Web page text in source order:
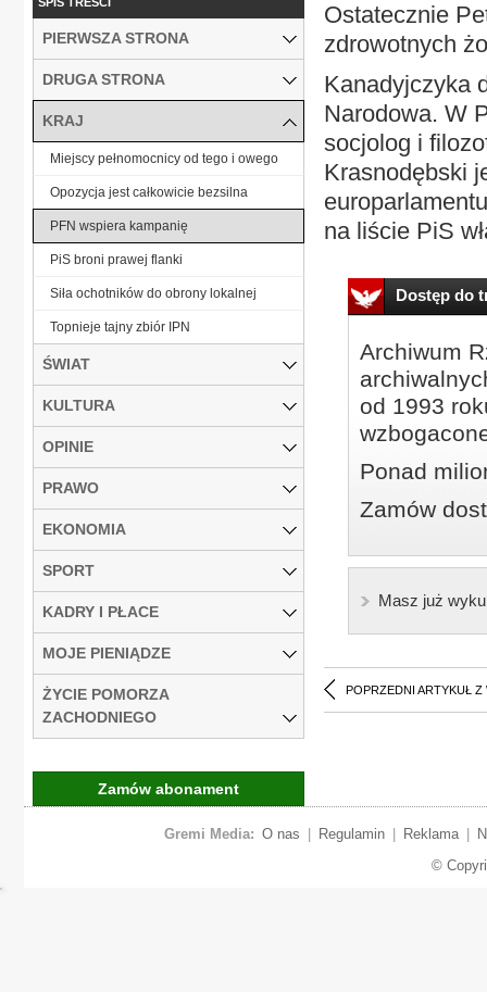
Ostatecznie
zdrowotnych
Kanadyjczyka
Narodowa. W
socjolog i
Krasnodębski
na liście PiS
Dostęp do
Archiwum
od 1993
Ponad
Zamów
Masz już
POPRZEDNI ARTYKUŁ Z
PIERWSZA STRONA
DRUGA STRONA
KRAJ
Miejscy pełnomocnicy od tego i owego
Opozycja jest całkowicie bezsilna
PFN wspiera kampanię
PiS broni prawej flanki
Siła ochotników do obrony lokalnej
Topnieje tajny zbiór IPN
ŚWIAT
KULTURA
OPINIE
PRAWO
EKONOMIA
SPORT
KADRY I PŁACE
MOJE PIENIĄDZE
ŻYCIE POMORZA
ZACHODNIEGO
Zamów abonament
Gremi Media: O nas Regulamin Reklama
©